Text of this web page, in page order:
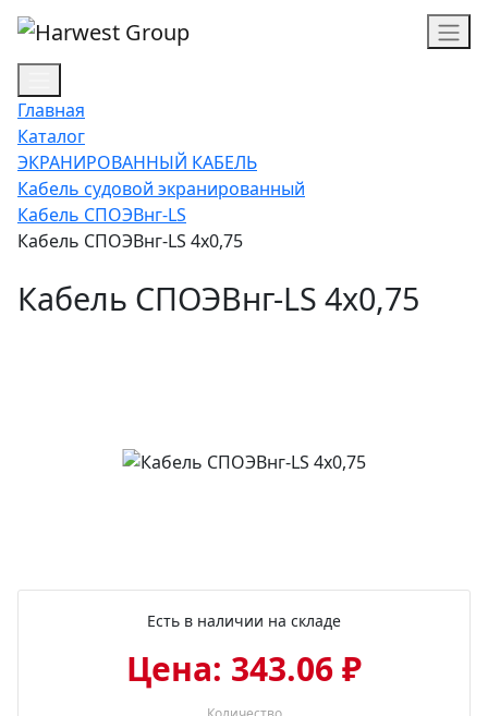
Главная
Каталог
ЭКРАНИРОВАННЫЙ КАБЕЛЬ
Кабель судовой экранированный
Кабель СПОЭВнг-LS
Кабель СПОЭВнг-LS 4х0,75
Кабель СПОЭВнг-LS 4х0,75
Есть в наличии на складе
Цена: 343.06 ₽